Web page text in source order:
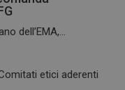
dell’EMA,...